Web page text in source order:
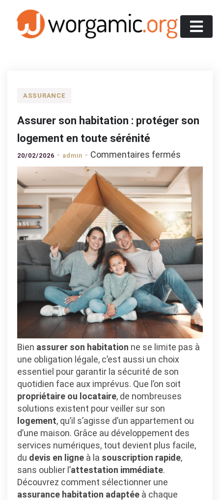
content
ASSURANCE
Assurer son habitation : protéger son
logement en toute sérénité
20/02/2026 admin Commentaires fermés
Assurer
son
habitation
:
protéger
son
logement
en
toute
sérénité
Bien assurer son habitation ne se limite pas à
une obligation légale, c’est aussi un choix
essentiel pour garantir la sécurité de son
quotidien face aux imprévus. Que l’on soit
propriétaire ou locataire, de nombreuses
solutions existent pour veiller sur son
logement, qu’il s’agisse d’un appartement ou
d’une maison. Grâce au développement des
services numériques, tout devient plus facile,
du devis en ligne à la souscription rapide,
sans oublier l’attestation immédiate.
Découvrez comment sélectionner une
assurance habitation adaptée à chaque